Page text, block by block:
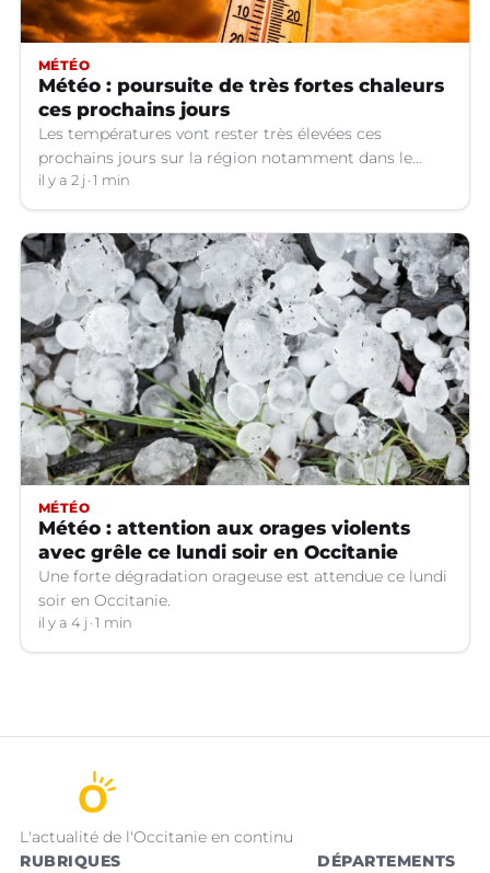
MÉTÉO
Météo : poursuite de très fortes chaleurs
ces prochains jours
Les températures vont rester très élevées ces
prochains jours sur la région notamment dans le
Languedoc.
il y a 2 j 1 min
MÉTÉO
Météo : attention aux orages violents
avec grêle ce lundi soir en Occitanie
Une forte dégradation orageuse est attendue ce lundi
soir en Occitanie.
il y a 4 j 1 min
L'actualité de l'Occitanie en continu
RUBRIQUES
DÉPARTEMENTS